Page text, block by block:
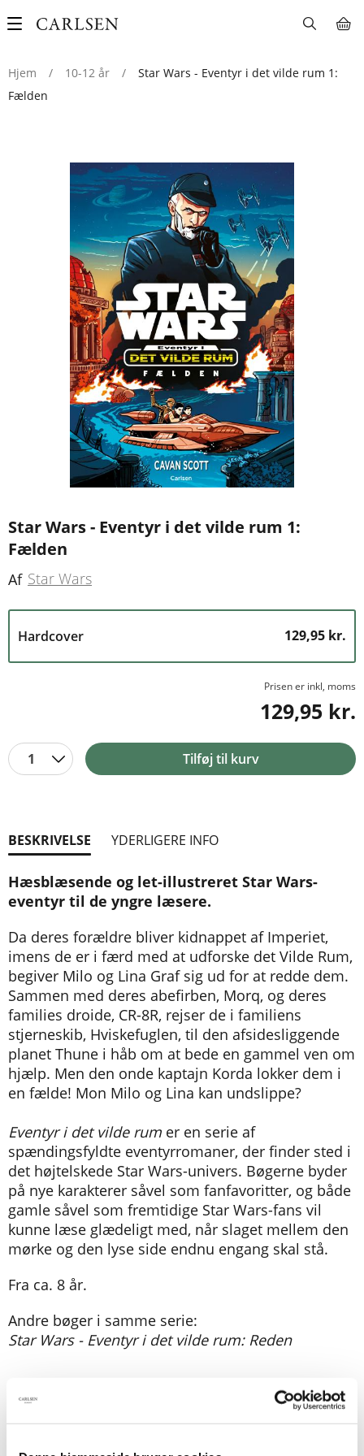
Main
Hjem
/ 10-12 år /
Star Wars - Eventyr i det vilde rum 1:
Fælden
Star Wars - Eventyr i det vilde rum 1:
Fælden
Af Star Wars
Hardcover 129,95 kr.
Prisen er inkl, moms
129,95 kr.
1 Tilføj til kurv
BESKRIVELSE YDERLIGERE INFO
Hæsblæsende og let-illustreret Star Wars-
eventyr til de yngre læsere.
Da deres forældre bliver kidnappet af Imperiet,
imens de er i færd med at udforske det Vilde Rum,
begiver Milo og Lina Graf sig ud for at redde dem.
Sammen med deres abefirben, Morq, og deres
families droide, CR-8R, rejser de i familiens
stjerneskib, Hviskefuglen, til den afsidesliggende
planet Thune i håb om at bede en gammel ven om
hjælp. Men den onde kaptajn Korda lokker dem i
en fælde! Mon Milo og Lina kan undslippe?
Eventyr i det vilde rum er en serie af
spændingsfyldte eventyrromaner, der finder sted i
det højtelskede Star Wars-univers. Bøgerne byder
på nye karakterer såvel som fanfavoritter, og både
gamle såvel som fremtidige Star Wars-fans vil
kunne læse glædeligt med, når slaget mellem den
mørke og den lyse side endnu engang skal stå.
Fra ca. 8 år.
Andre bøger i samme serie:
Star Wars - Eventyr i det vilde rum: Reden